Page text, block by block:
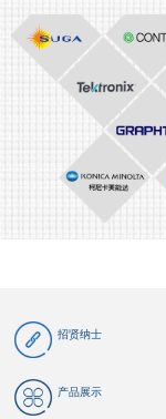
招贤纳士
产品展示